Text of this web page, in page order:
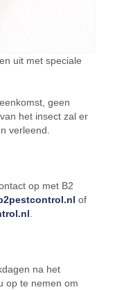
uit met speciale
geen
het insect zal er
verleend.
op met B2
of
na het
op te nemen om